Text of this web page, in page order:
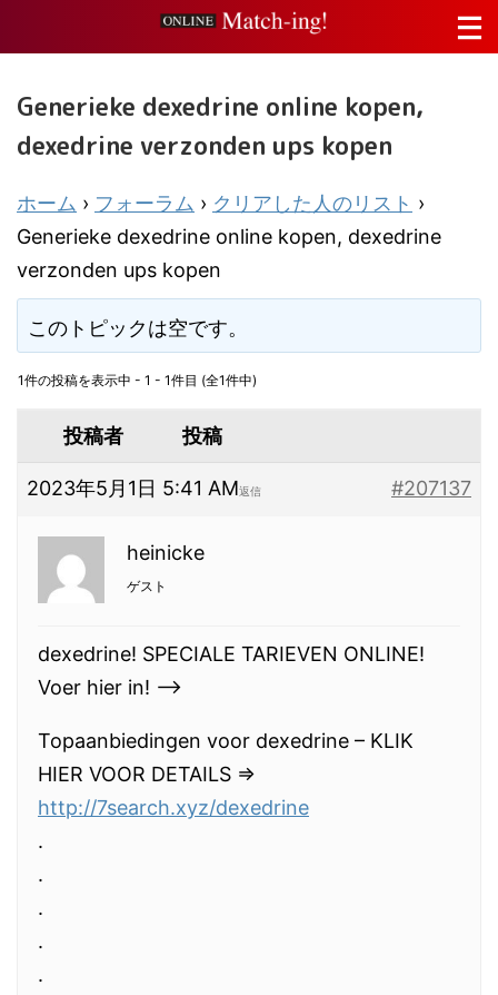
Generieke dexedrine online kopen,
dexedrine verzonden ups kopen
ホーム › フォーラム › クリアした人のリスト ›
Generieke dexedrine online kopen, dexedrine
verzonden ups kopen
このトピックは空です。
1件の投稿を表示中 - 1 - 1件目 (全1件中)
投稿者 投稿
2023年5月1日 5:41 AM #207137
返信
heinicke
ゲスト
dexedrine! SPECIALE TARIEVEN ONLINE!
Voer hier in! —>
Topaanbiedingen voor dexedrine – KLIK
HIER VOOR DETAILS =>
http://7search.xyz/dexedrine
.
.
.
.
.